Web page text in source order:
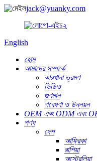
jack@yuanky.com
English
হোম
আমাদের সম্পর্কে
কারখানা ভ্রমণ
ভিডিও
গুণমান
গবেষণা ও উন্নয়ন
OEM এবং ODM এবং
পণ্য
দেশ
আফ্রিকা
রাশিয়া
অস্ট্রেলিয়া